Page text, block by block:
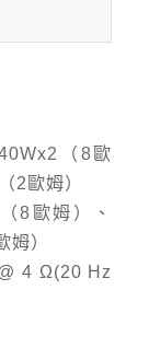
（8歐
2歐姆）
8歐姆）、
）
4 Ω(20 Hz